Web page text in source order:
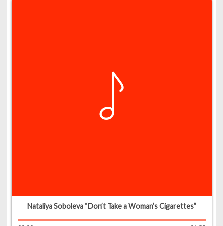
Nataliya Soboleva “Don’t Take a Woman’s Cigarettes”